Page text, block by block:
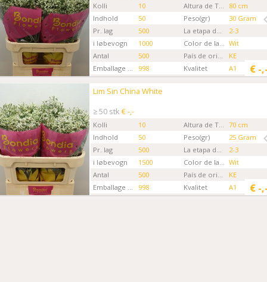
Kolli 10 Altura de Tallo
80 cm
Indhold
50 Peso(gr)
30 Gram
Pr. lag
500
2-3
i løbevogn
1000
Wit
Antal
500
KE
998 Kvalitet
A1
€ -
Lim Sin China White
≥ 50 stk € -,-
Kolli 10 Altura de Tallo
70 cm
Indhold
50 Peso(gr)
25 Gram
Pr. lag
500
2-3
i løbevogn
1500
Wit
Antal
500
KE
998 Kvalitet
A1
€ -
Lim Sin China White
Kies eerst een ordertype.